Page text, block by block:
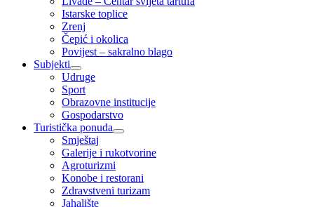
Istarske toplice
Zrenj
Čepić i okolica
Povijest – sakralno blago
Subjekti
Udruge
Sport
Obrazovne institucije
Gospodarstvo
Turistička ponuda
Smještaj
Galerije i rukotvorine
Agroturizmi
Konobe i restorani
Zdravstveni turizam
Jahalište